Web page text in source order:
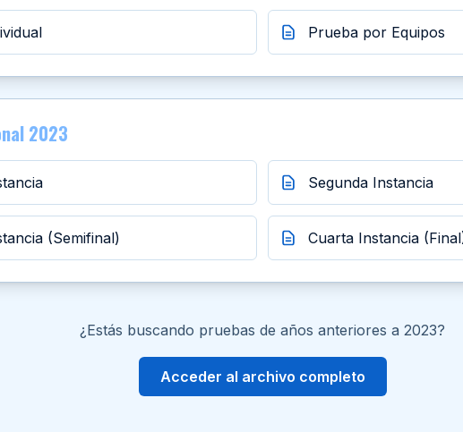
Prueba por Equipos
2023
Segunda Instancia
(Semifinal) Cuarta Instancia
¿Estás buscando pruebas de años anteriores a 2023?
Acceder al archivo completo